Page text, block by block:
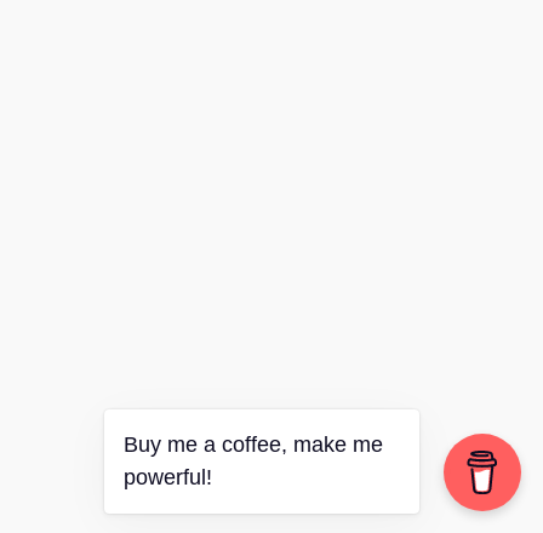
Buy me a coffee, make me
powerful!